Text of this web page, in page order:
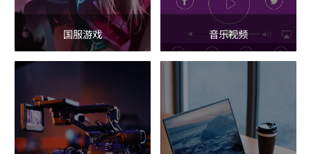
国服游戏 音乐视频